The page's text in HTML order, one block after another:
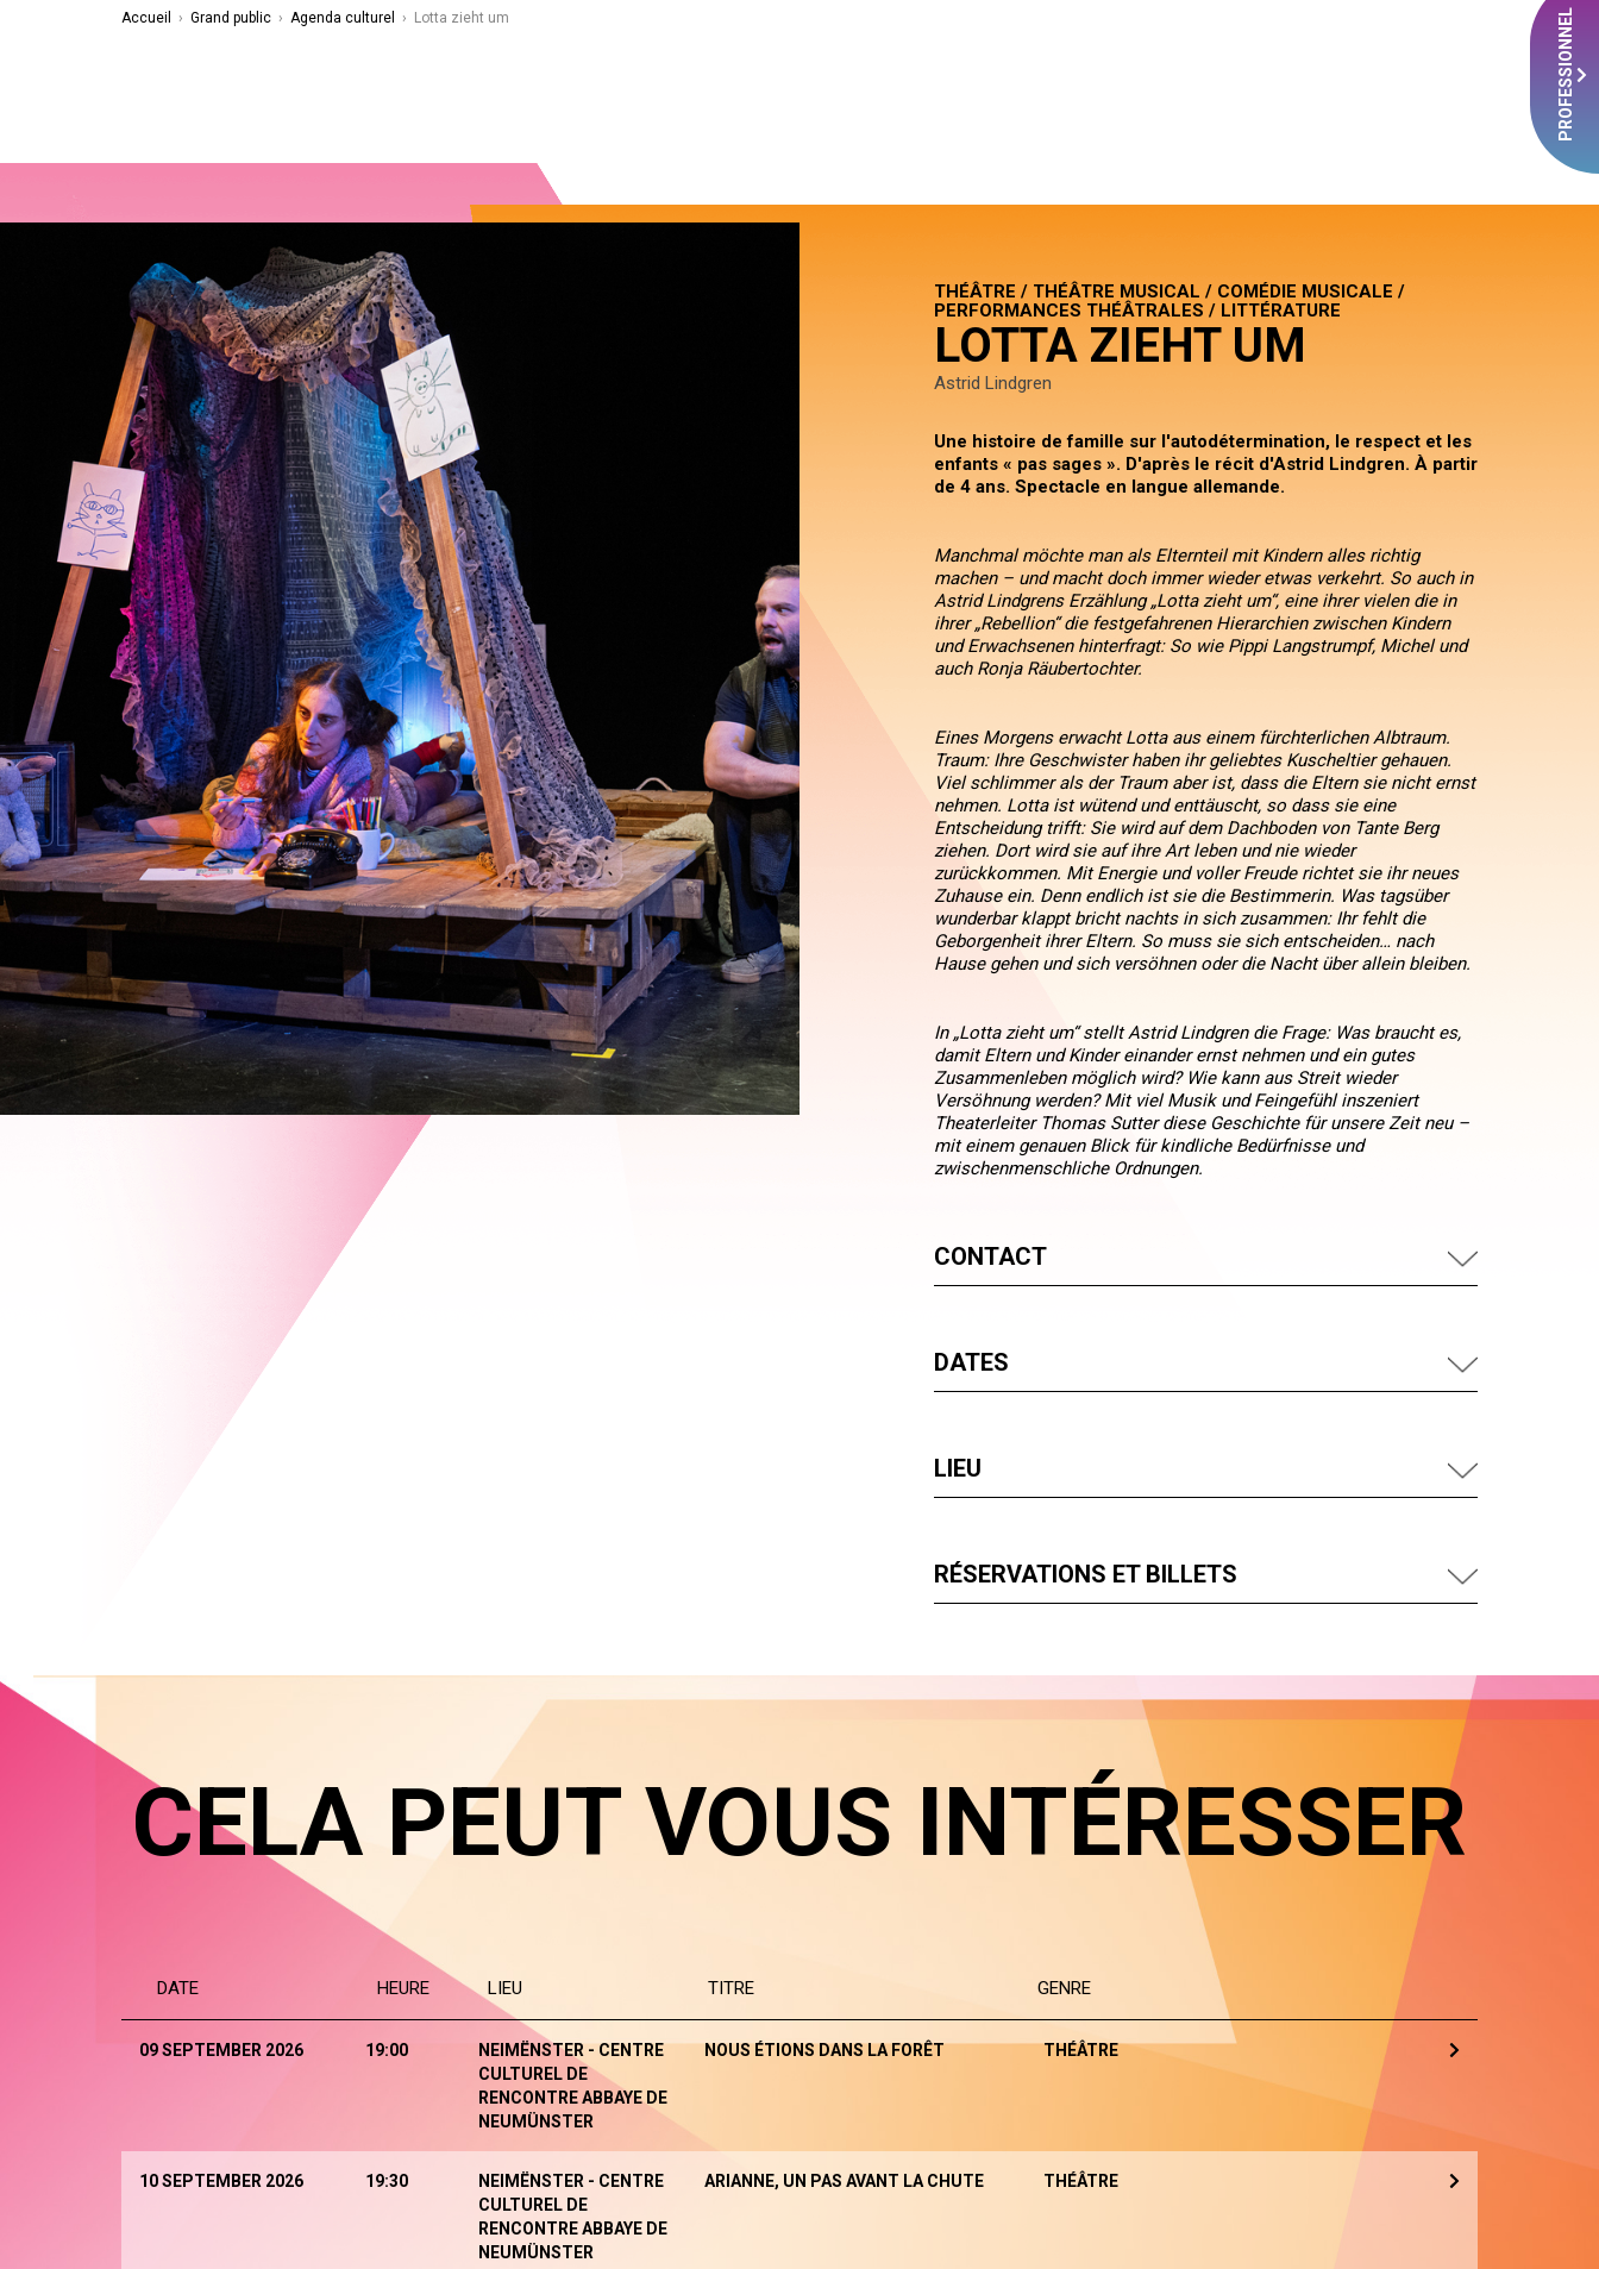
PROFESSIONNEL
Accueil › Grand public › Agenda culturel › Lotta zieht um
THÉÂTRE / THÉÂTRE MUSICAL / COMÉDIE MUSICALE /
PERFORMANCES THÉÂTRALES / LITTÉRATURE
LOTTA ZIEHT UM
Astrid Lindgren
Une histoire de famille sur l'autodétermination, le respect et les
enfants « pas sages ». D'après le récit d'Astrid Lindgren. À partir
de 4 ans. Spectacle en langue allemande.
Manchmal möchte man als Elternteil mit Kindern alles richtig
machen – und macht doch immer wieder etwas verkehrt. So auch in
Astrid Lindgrens Erzählung „Lotta zieht um“, eine ihrer vielen die in
ihrer „Rebellion“ die festgefahrenen Hierarchien zwischen Kindern
und Erwachsenen hinterfragt: So wie Pippi Langstrumpf, Michel und
auch Ronja Räubertochter.
Eines Morgens erwacht Lotta aus einem fürchterlichen Albtraum.
Traum: Ihre Geschwister haben ihr geliebtes Kuscheltier gehauen.
Viel schlimmer als der Traum aber ist, dass die Eltern sie nicht ernst
nehmen. Lotta ist wütend und enttäuscht, so dass sie eine
Entscheidung trifft: Sie wird auf dem Dachboden von Tante Berg
ziehen. Dort wird sie auf ihre Art leben und nie wieder
zurückkommen. Mit Energie und voller Freude richtet sie ihr neues
Zuhause ein. Denn endlich ist sie die Bestimmerin. Was tagsüber
wunderbar klappt bricht nachts in sich zusammen: Ihr fehlt die
Geborgenheit ihrer Eltern. So muss sie sich entscheiden… nach
Hause gehen und sich versöhnen oder die Nacht über allein bleiben.
In „Lotta zieht um“ stellt Astrid Lindgren die Frage: Was braucht es,
damit Eltern und Kinder einander ernst nehmen und ein gutes
Zusammenleben möglich wird? Wie kann aus Streit wieder
Versöhnung werden? Mit viel Musik und Feingefühl inszeniert
Theaterleiter Thomas Sutter diese Geschichte für unsere Zeit neu –
mit einem genauen Blick für kindliche Bedürfnisse und
zwischenmenschliche Ordnungen.
CONTACT
DATES
LIEU
RÉSERVATIONS ET BILLETS
CELA PEUT VOUS INTÉRESSER
DATE HEURE LIEU TITRE GENRE
09 SEPTEMBER 2026 19:00
NEIMËNSTER - CENTRE
CULTUREL DE
RENCONTRE ABBAYE DE
NEUMÜNSTER
NOUS ÉTIONS DANS LA FORÊT THÉÂTRE
10 SEPTEMBER 2026 19:30
NEIMËNSTER - CENTRE
CULTUREL DE
RENCONTRE ABBAYE DE
NEUMÜNSTER
ARIANNE, UN PAS AVANT LA CHUTE THÉÂTRE